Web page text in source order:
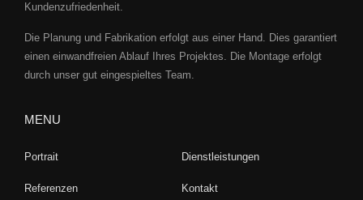
Kundenzufriedenheit.
Die Planung und Fabrikation erfolgt aus einer Hand. Dies garantiert
einen einwandfreien Ablauf Ihres Projektes. Die Montage erfolgt
durch unser gut eingespieltes Team.
MENU
Portrait Dienstleistungen
Referenzen Kontakt